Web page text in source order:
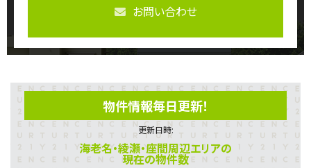
お問い合わせ
物件情報毎日更新！
更新日時:
海老名・綾瀬・座間周辺エリアの
現在の物件数